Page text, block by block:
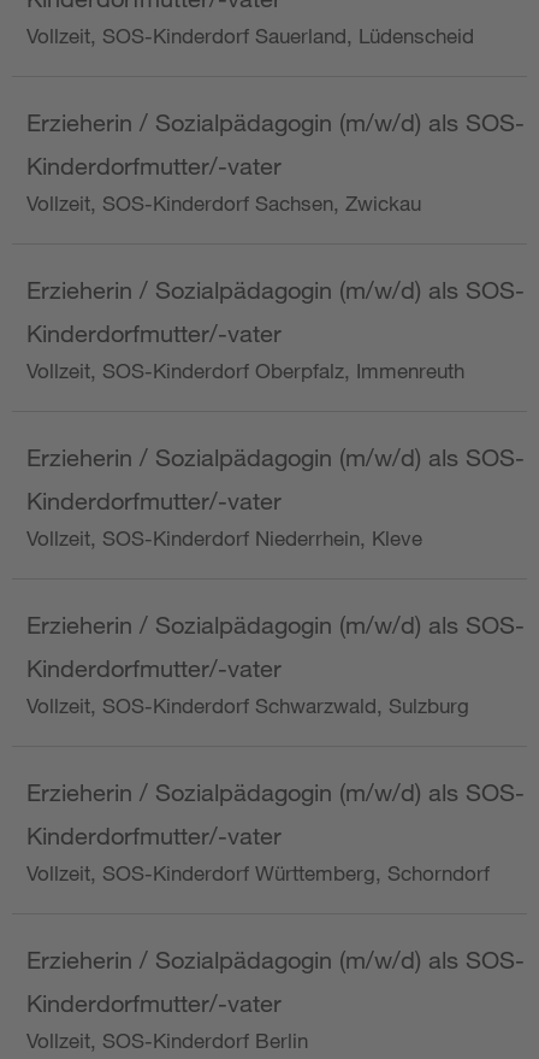
Vollzeit, SOS-Kinderdorf Sauerland, Lüdenscheid
Erzieherin / Sozialpädagogin (m/w/d) als SOS-
Kinderdorfmutter/-vater
Vollzeit, SOS-Kinderdorf Sachsen, Zwickau
Erzieherin / Sozialpädagogin (m/w/d) als SOS-
Kinderdorfmutter/-vater
Vollzeit, SOS-Kinderdorf Oberpfalz, Immenreuth
Erzieherin / Sozialpädagogin (m/w/d) als SOS-
Kinderdorfmutter/-vater
Vollzeit, SOS-Kinderdorf Niederrhein, Kleve
Erzieherin / Sozialpädagogin (m/w/d) als SOS-
Kinderdorfmutter/-vater
Vollzeit, SOS-Kinderdorf Schwarzwald, Sulzburg
Erzieherin / Sozialpädagogin (m/w/d) als SOS-
Kinderdorfmutter/-vater
Vollzeit, SOS-Kinderdorf Württemberg, Schorndorf
Erzieherin / Sozialpädagogin (m/w/d) als SOS-
Kinderdorfmutter/-vater
Vollzeit, SOS-Kinderdorf Berlin